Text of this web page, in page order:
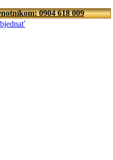
0904 618 009